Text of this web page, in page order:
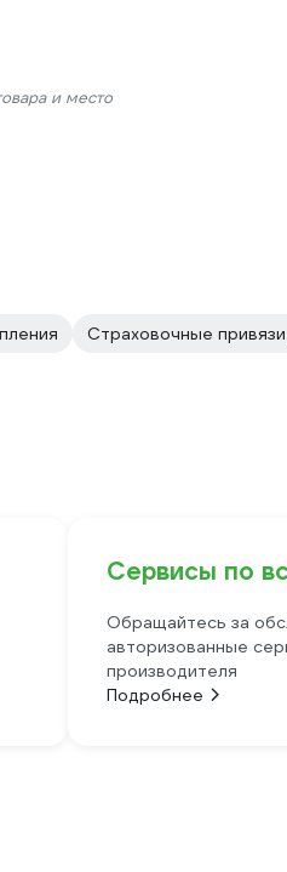
и место
Страховочные
Сервисы по
Обращайтесь за
авторизованные
производителя
Подробнее